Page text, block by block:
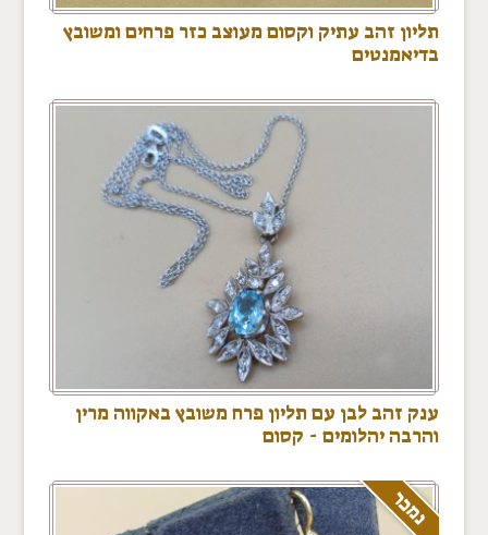
תליון זהב עתיק וקסום מעוצב כזר פרחים ומשובץ
בדיאמנטים
ענק זהב לבן עם תליון פרח משובץ באקווה מרין
והרבה יהלומים - קסום
נמכר